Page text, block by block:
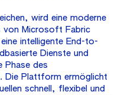
wird eine moderne
von Microsoft Fabric
intelligente End-to-
Dienste und
Phase des
Die Plattform ermöglicht
schnell, flexibel und